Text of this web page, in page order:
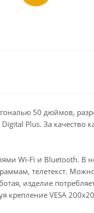
50 дюймов,
Plus. За качество
Wi-Fi и Bluetooth. В
телетекст.
изделие
крепление VESA